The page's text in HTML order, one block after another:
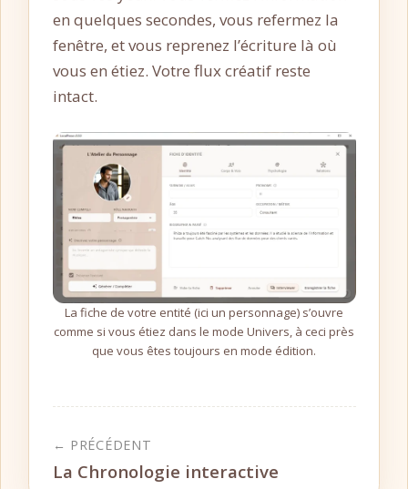
en quelques secondes, vous refermez la
fenêtre, et vous reprenez l’écriture là où
vous en étiez. Votre flux créatif reste
intact.
La fiche de votre entité (ici un personnage) s’ouvre
comme si vous étiez dans le mode Univers, à ceci près
que vous êtes toujours en mode édition.
← PRÉCÉDENT
La Chronologie interactive